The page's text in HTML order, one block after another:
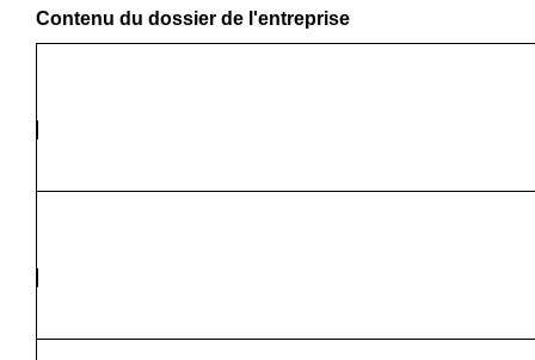
Contenu du dossier de l'entreprise